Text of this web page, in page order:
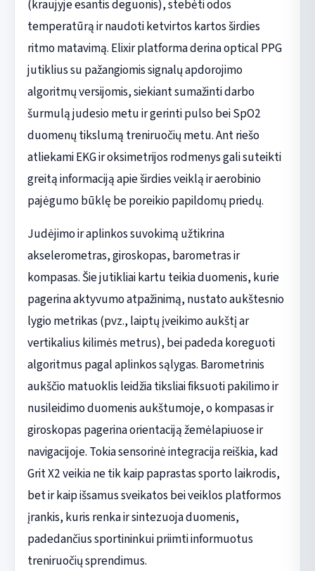
(kraujyje esantis deguonis), stebėti odos
temperatūrą ir naudoti ketvirtos kartos širdies
ritmo matavimą. Elixir platforma derina optical PPG
jutiklius su pažangiomis signalų apdorojimo
algoritmų versijomis, siekiant sumažinti darbo
šurmulą judesio metu ir gerinti pulso bei SpO2
duomenų tikslumą treniruočių metu. Ant riešo
atliekami EKG ir oksimetrijos rodmenys gali suteikti
greitą informaciją apie širdies veiklą ir aerobinio
pajėgumo būklę be poreikio papildomų priedų.
Judėjimo ir aplinkos suvokimą užtikrina
akselerometras, giroskopas, barometras ir
kompasas. Šie jutikliai kartu teikia duomenis, kurie
pagerina aktyvumo atpažinimą, nustato aukštesnio
lygio metrikas (pvz., laiptų įveikimo aukštį ar
vertikalius kilimės metrus), bei padeda koreguoti
algoritmus pagal aplinkos sąlygas. Barometrinis
aukščio matuoklis leidžia tiksliai fiksuoti pakilimo ir
nusileidimo duomenis aukštumoje, o kompasas ir
giroskopas pagerina orientaciją žemėlapiuose ir
navigacijoje. Tokia sensorinė integracija reiškia, kad
Grit X2 veikia ne tik kaip paprastas sporto laikrodis,
bet ir kaip išsamus sveikatos bei veiklos platformos
įrankis, kuris renka ir sintezuoja duomenis,
padedančius sportininkui priimti informuotus
treniruočių sprendimus.